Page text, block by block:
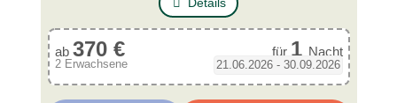
ab 370 € für 1 Nacht
2 Erwachsene 21.06.2026 - 30.09.2026